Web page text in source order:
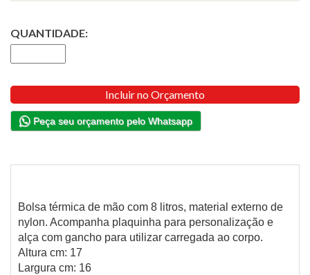
QUANTIDADE:
Incluir no Orçamento
Peça seu orçamento pelo Whatsapp
Bolsa térmica de mão com 8 litros, material externo de
nylon. Acompanha plaquinha para personalização e
alça com gancho para utilizar carregada ao corpo.
Altura cm: 17
Largura cm: 16